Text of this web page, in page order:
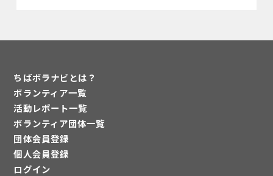
ちばボラナビとは？
ボランティア一覧
活動レポート一覧
ボランティア団体一覧
団体会員登録
個人会員登録
ログイン